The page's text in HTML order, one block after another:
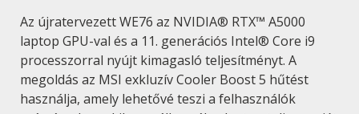
Az újratervezett WE76 az NVIDIA® RTX™ A5000
laptop GPU-val és a 11. generációs Intel® Core i9
processzorral nyújt kimagasló teljesítményt. A
megoldás az MSI exkluzív Cooler Boost 5 hűtést
használja, amely lehetővé teszi a felhasználók